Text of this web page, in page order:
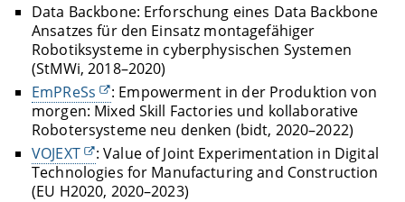
Data Backbone: Erforschung eines Data Backbone
Ansatzes für den Einsatz montagefähiger
Robotiksysteme in cyberphysischen Systemen
(StMWi, 2018–2020)
EmPReSs
: Empowerment in der Produktion von
morgen: Mixed Skill Factories und kollaborative
Robotersysteme neu denken (bidt, 2020–2022)
VOJEXT
: Value of Joint Experimentation in Digital
Technologies for Manufacturing and Construction
(EU H2020, 2020–2023)